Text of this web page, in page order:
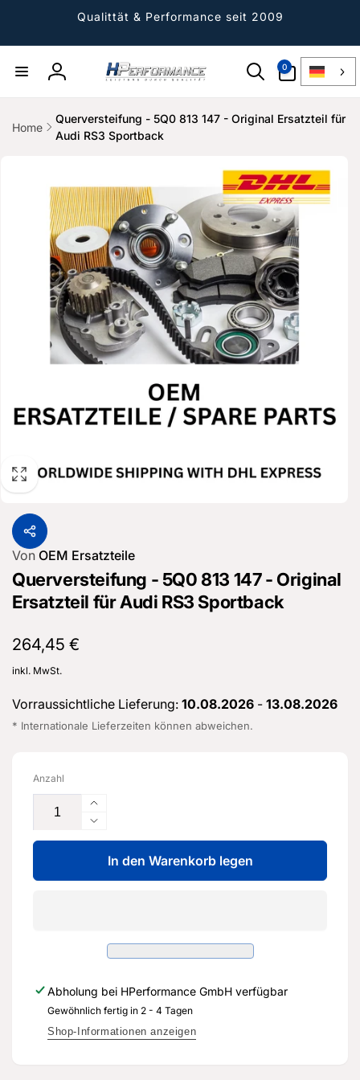
Qualittät & Performance seit 2009
Einloggen
0
Artikel
Home
Querversteifung - 5Q0 813 147 - Original Ersatzteil für
Audi RS3 Sportback
Von OEM Ersatzteile
Querversteifung - 5Q0 813 147 - Original
Ersatzteil für Audi RS3 Sportback
Normaler
Preis
264,45 €
inkl. MwSt.
Vorraussichtliche Lieferung: 10.08.2026 - 13.08.2026
* Internationale Lieferzeiten können abweichen.
Anzahl
Erhöhe
die
Menge
für
Querversteifung
147
Ersatzteil
für
Audi
Verringere
die
Menge
für
813
147
Original
Ersatzteil
für
In den Warenkorb legen
Abholung bei HPerformance GmbH verfügbar
Gewöhnlich fertig in 2 - 4 Tagen
Shop-Informationen anzeigen